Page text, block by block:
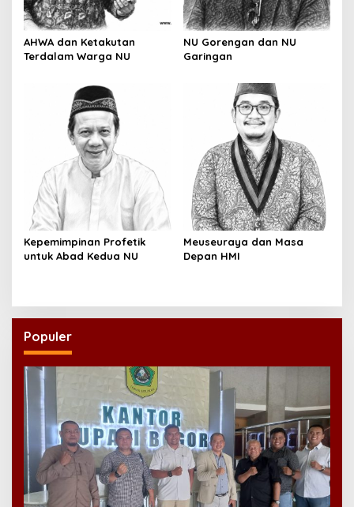
AHWA dan Ketakutan
Terdalam Warga NU
NU Gorengan dan NU
Garingan
Kepemimpinan Profetik
untuk Abad Kedua NU
Meuseuraya dan Masa
Depan HMI
Populer